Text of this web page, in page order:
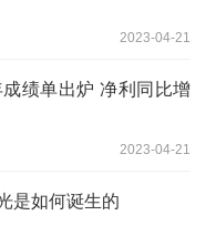
2023-04-21
绩单出炉 净利同比增
2023-04-21
是如何诞生的